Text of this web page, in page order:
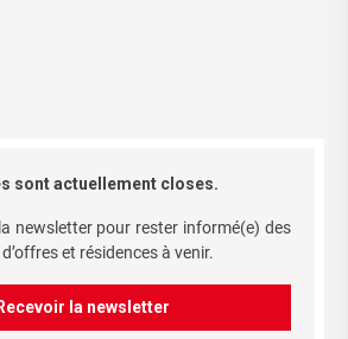
sont actuellement closes.
newsletter pour rester informé(e) des
et résidences à venir.
Recevoir la newsletter